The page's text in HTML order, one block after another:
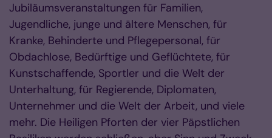
Jubiläumsveranstaltungen für Familien,
Jugendliche, junge und ältere Menschen, für
Kranke, Behinderte und Pflegepersonal, für
Obdachlose, Bedürftige und Geflüchtete, für
Kunstschaffende, Sportler und die Welt der
Unterhaltung, für Regierende, Diplomaten,
Unternehmer und die Welt der Arbeit, und viele
mehr. Die Heiligen Pforten der vier Päpstlichen